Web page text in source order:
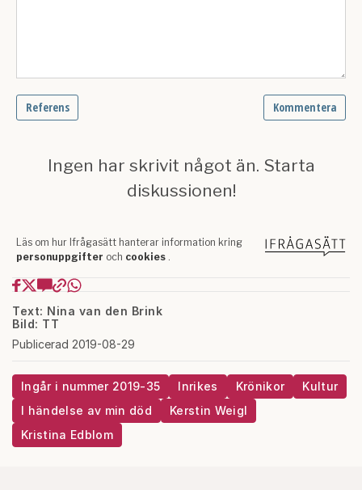
Text: Nina van den Brink
Bild: TT
Publicerad 2019-08-29
Ingår i nummer 2019-35 Inrikes Krönikor
Kultur
I händelse av min död
Kerstin Weigl
Kristina Edblom